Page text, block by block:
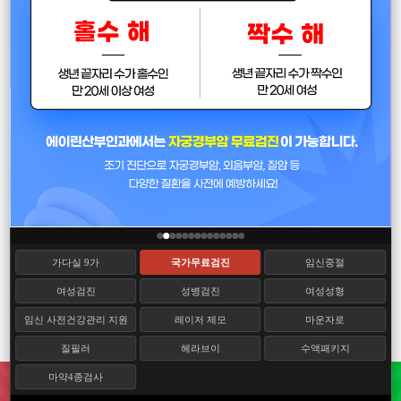
가다실 9가 국가무료검진 임신중절
여성검진 성병검진 여성성형
임신 사전건강관리 지원 레이저 제모 마운자로
질필러 헤라브이 수액패키지
마약4종검사